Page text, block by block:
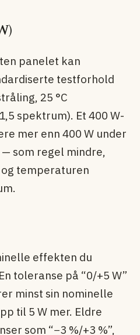
panelet kan
testforhold
25 °C
spektrum). Et 400 W-
mer enn 400 W under
som regel mindre,
temperaturen
effekten du
toleranse på “0/+5 W”
minst sin nominelle
til 5 W mer. Eldre
som “−3 %/+3 %”,